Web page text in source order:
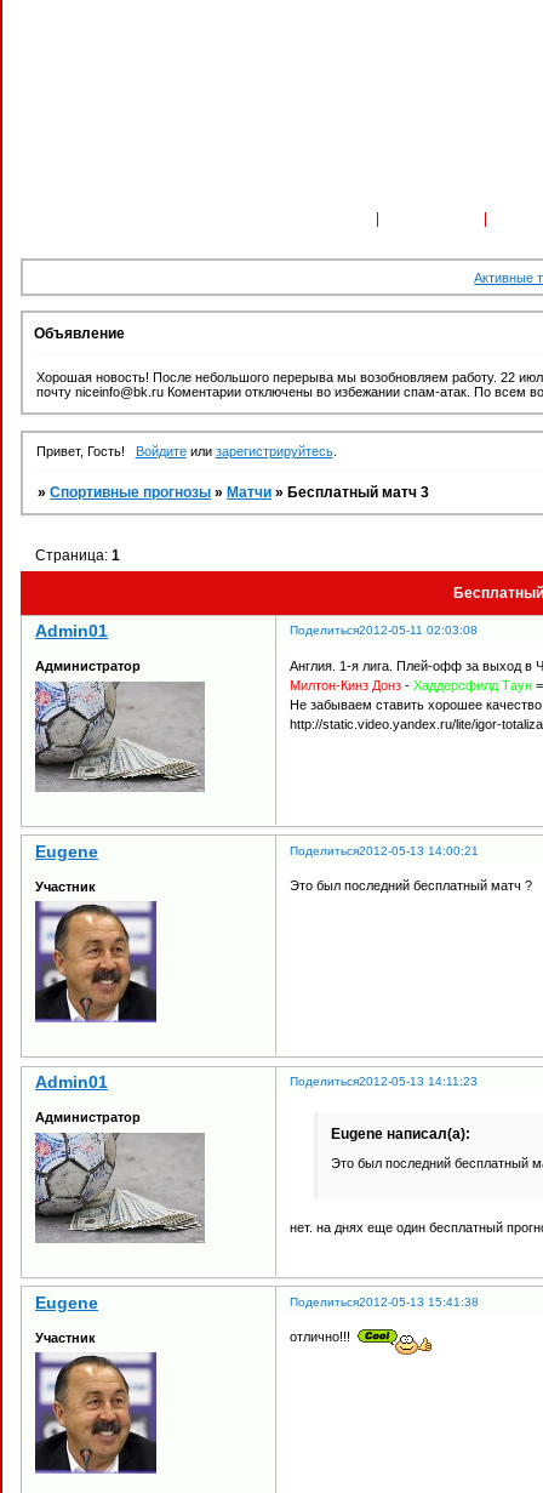
Активные
Объявление
Хорошая новость! После небольшого перерыва мы возобновляем работу. 22
почту niceinfo@bk.ru Коментарии отключены во избежании спам-атак. По всем
Привет, Гость! Войдитеили зарегистрируйтесь.
»Спортивные прогнозы »Матчи »Бесплатный матч 3
Страница:1
Поделиться2012-05-11 02:03:08
Admin01
Администратор
Англия. 1-я лига. Плей-офф за выход в
Милтон-Кинз Донз -Хаддерсфилд Таун
Не забываем ставить хорошее
http://static.video.yandex.ru/lite/igor-
Поделиться2012-05-13 14:00:21
Eugene
Участник Это был последний бесплатный матч ?
Поделиться2012-05-13 14:11:23
Admin01
Администратор
Eugene написал(а):
Это был последний бесплатный
нет. на днях еще один бесплатный
Поделиться2012-05-13 15:41:38
Eugene
Участник отлично!!!